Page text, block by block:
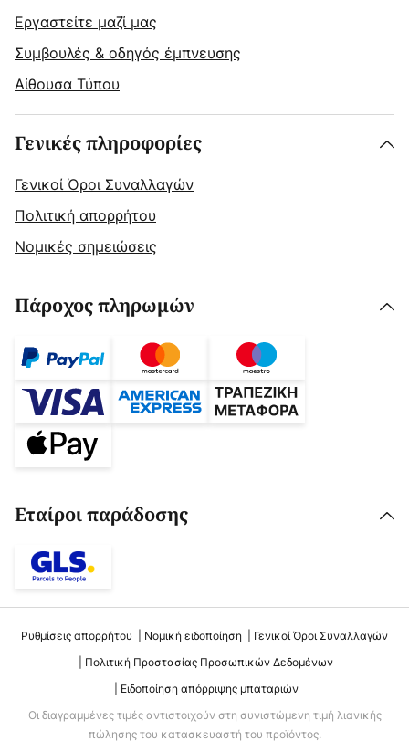
Εργαστείτε μαζί μας
Συμβουλές & οδηγός έμπνευσης
Αίθουσα Τύπου
Γενικές πληροφορίες
Γενικοί Όροι Συναλλαγών
Πολιτική απορρήτου
Νομικές σημειώσεις
Πάροχος πληρωμών
Εταίροι παράδοσης
Ρυθμίσεις απορρήτου Νομική ειδοποίηση
Γενικοί Όροι Συναλλαγών
Πολιτική Προστασίας Προσωπικών Δεδομένων
Ειδοποίηση απόρριψης μπαταριών
Οι διαγραμμένες τιμές αντιστοιχούν στη συνιστώμενη τιμή λιανικής
πώλησης του κατασκευαστή του προϊόντος.